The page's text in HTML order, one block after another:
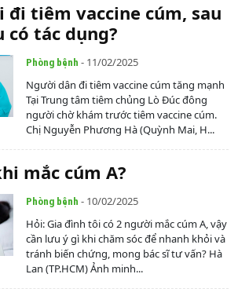
đi tiêm vaccine cúm, sau
tác dụng?
Phòng bệnh - 11/02/2025
Người dân đi tiêm vaccine cúm tăng mạnh
Tại Trung tâm tiêm chủng Lò Đúc đông
người chờ khám trước tiêm vaccine cúm.
Chị Nguyễn Phương Hà (Quỳnh Mai, H...
mắc cúm A?
Phòng bệnh - 10/02/2025
Hỏi: Gia đình tôi có 2 người mắc cúm A, vậy
cần lưu ý gì khi chăm sóc để nhanh khỏi và
tránh biến chứng, mong bác sĩ tư vấn? Hà
Lan (TP.HCM) Ảnh minh...